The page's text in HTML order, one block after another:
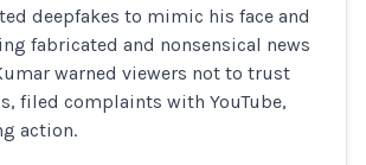
deepfakes to mimic his face and
fabricated and nonsensical news
warned viewers not to trust
filed complaints with YouTube,
action.